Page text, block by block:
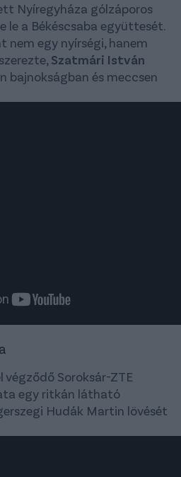
Nyíregyháza gólzáporos
le a Békéscsaba együttesét.
nem egy nyírségi, hanem
Szatmári István
bajnokságban és meccsen
végződő Soroksár-ZTE
egy ritkán látható
Hudák Martin lövését